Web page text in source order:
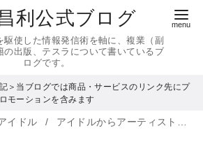
利公式ブログ
駆使した情報発信術を軸に、複業（副
の出版、テスラについて書いているブ
ログです。
＞当ブログでは商品・サービスのリンク先にプ
ロモーションを含みます
イドル アイドルからアーティストへ、バンドと融合したSTARMARIEは次のステージ中野サンプラザへ